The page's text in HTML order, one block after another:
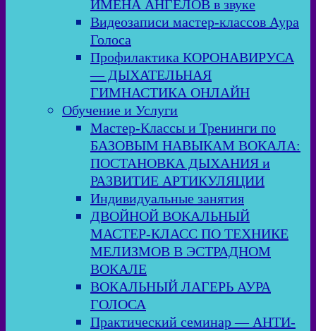
ИМЕНА АНГЕЛОВ в звуке
Видеозаписи мастер-классов Аура
Голоса
Профилактика КОРОНАВИРУСА
— ДЫХАТЕЛЬНАЯ
ГИМНАСТИКА ОНЛАЙН
Обучение и Услуги
Мастер-Классы и Тренинги по
БАЗОВЫМ НАВЫКАМ ВОКАЛА:
ПОСТАНОВКА ДЫХАНИЯ и
РАЗВИТИЕ АРТИКУЛЯЦИИ
Индивидуальные занятия
ДВОЙНОЙ ВОКАЛЬНЫЙ
МАСТЕР-КЛАСС ПО ТЕХНИКЕ
МЕЛИЗМОВ В ЭСТРАДНОМ
ВОКАЛЕ
ВОКАЛЬНЫЙ ЛАГЕРЬ АУРА
ГОЛОСА
Практический семинар — АНТИ-